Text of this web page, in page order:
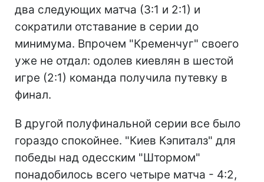
два следующих матча (3:1 и 2:1) и
сократили отставание в серии до
минимума. Впрочем "Кременчуг" своего
уже не отдал: одолев киевлян в шестой
игре (2:1) команда получила путевку в
финал.
В другой полуфинальной серии все было
гораздо спокойнее. "Киев Кэпиталз" для
победы над одесским "Штормом"
понадобилось всего четыре матча - 4:2,